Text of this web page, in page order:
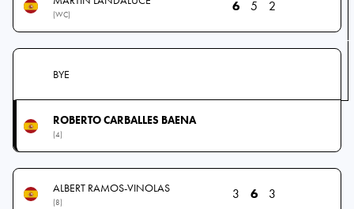
(WC)
6 5 2
BYE
ROBERTO CARBALLES BAENA
(4)
ALBERT RAMOS-VINOLAS
(8)
3 6 3